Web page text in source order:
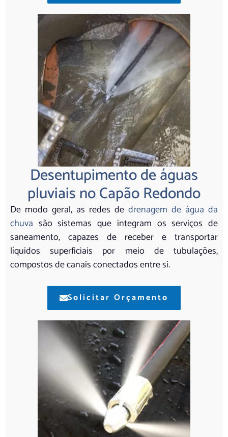
Desentupimento de águas
pluviais no Capão Redondo
De modo geral, as redes de drenagem de água da
chuva são sistemas que integram os serviços de
saneamento, capazes de receber e transportar
líquidos superficiais por meio de tubulações,
compostos de canais conectados entre si.
Solicitar Orçamento